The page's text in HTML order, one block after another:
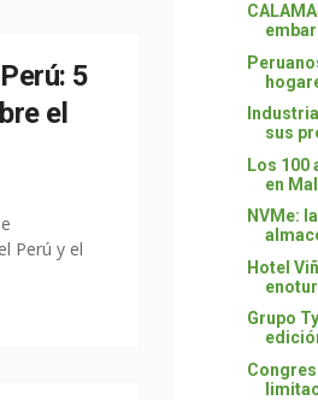
5
el
Perú y el
sus
Los 100
en
NVMe:
Hotel
Grupo